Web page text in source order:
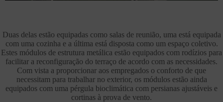
Duas delas estão equipadas como salas de reunião, uma está equipada
com uma cozinha e a última está disposta como um espaço coletivo.
Estes módulos de estrutura metálica estão equipados com rodízios para
facilitar a reconfiguração do terraço de acordo com as necessidades.
Com vista a proporcionar aos empregados o conforto de que
necessitam para trabalhar no exterior, os módulos estão ainda
equipados com uma pérgula bioclimática com persianas ajustáveis e
cortinas à prova de vento.